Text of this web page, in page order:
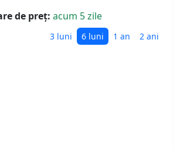
de preț: acum 5 zile
3 luni 6 luni 1 an 2 ani